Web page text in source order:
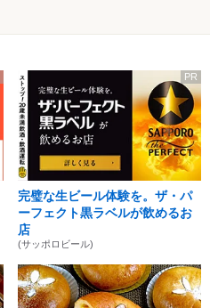
PR
完璧な生ビール体験を。ザ・パ
ーフェクト黒ラベルが飲めるお
店
(サッポロビール)